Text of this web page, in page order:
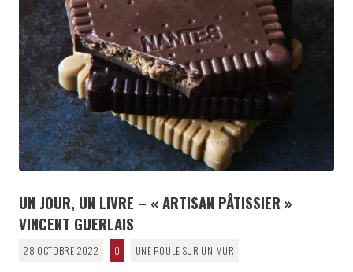
UN JOUR, UN LIVRE – « ARTISAN PÂTISSIER »
VINCENT GUERLAIS
28 OCTOBRE 2022 0 UNE POULE SUR UN MUR